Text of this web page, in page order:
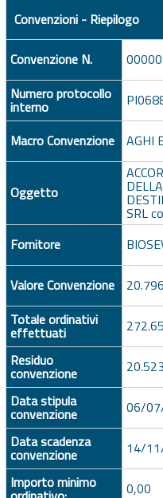
Convenzioni - Riepilogo
Convenzione N.
Numero protocollo
interno
Macro Convenzione AGHI
Oggetto
SRL
Fornitore
Valore Convenzione
Totale ordinativi
effettuati
Residuo
convenzione
Data stipula
convenzione
06/
Data scadenza
convenzione
14/
Importo minimo
0,00